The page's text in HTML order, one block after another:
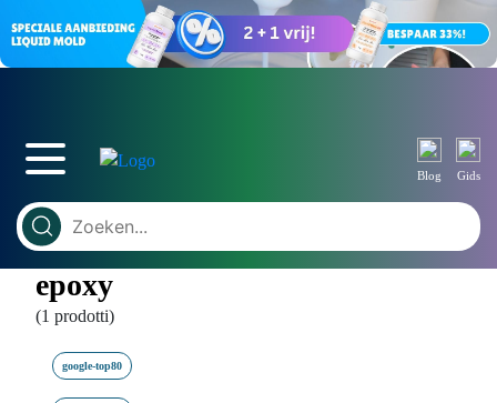
Blog Gids
epoxy
(1 prodotti)
google-top80